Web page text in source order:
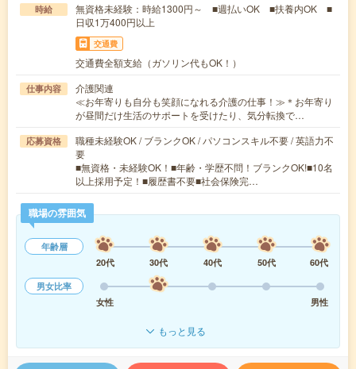
時給
無資格未経験：時給1300円～ ■週払いOK ■扶養内OK ■
日収1万400円以上
交通費
交通費全額支給（ガソリン代もOK！）
仕事内容
介護関連
≪お年寄りも自分も笑顔になれる介護の仕事！≫＊お年寄り
が昼間だけ生活のサポートを受けたり、気分転換で…
応募資格
職種未経験OK / ブランクOK / パソコンスキル不要 / 英語力不
要
■無資格・未経験OK！■年齢・学歴不問！ブランクOK!■10名
以上採用予定！■履歴書不要■社会保険完…
職場の雰囲気
年齢層
20代
30代 40代 50代
60代
男女比率
女性
男性
もっと見る